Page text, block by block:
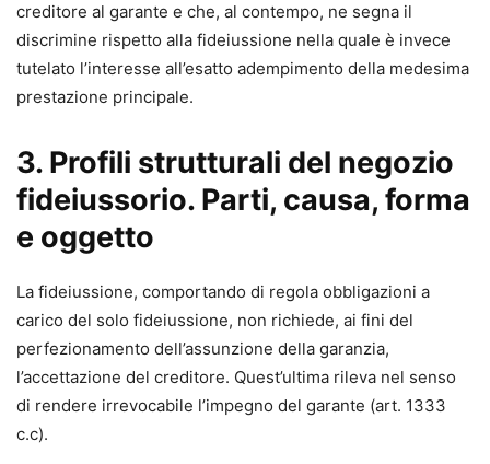
creditore al garante e che, al contempo, ne segna il
discrimine rispetto alla fideiussione nella quale è invece
tutelato l’interesse all’esatto adempimento della medesima
prestazione principale.
3. Profili strutturali del negozio
fideiussorio. Parti, causa, forma
e oggetto
La fideiussione, comportando di regola obbligazioni a
carico del solo fideiussione, non richiede, ai fini del
perfezionamento dell’assunzione della garanzia,
l’accettazione del creditore. Quest’ultima rileva nel senso
di rendere irrevocabile l’impegno del garante (art. 1333
c.c).